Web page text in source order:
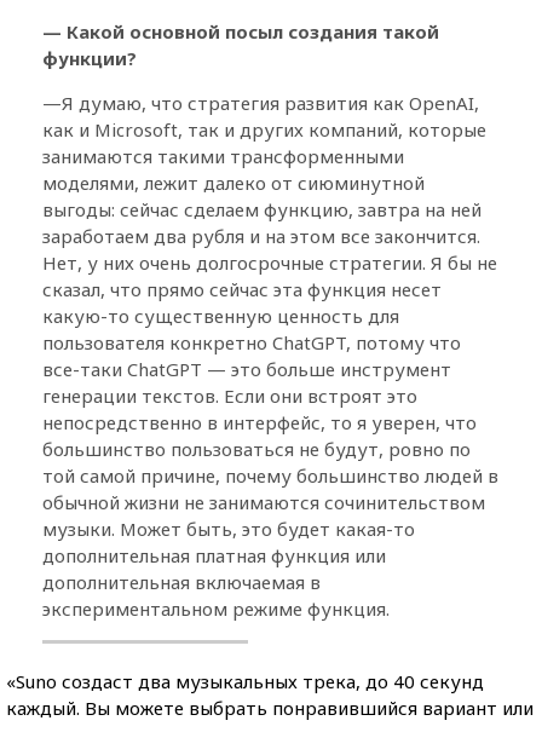
— Какой основной посыл создания такой
функции?
—Я думаю, что стратегия развития как OpenAI,
как и Microsoft, так и других компаний, которые
занимаются такими трансформенными
моделями, лежит далеко от сиюминутной
выгоды: сейчас сделаем функцию, завтра на ней
заработаем два рубля и на этом все закончится.
Нет, у них очень долгосрочные стратегии. Я бы не
сказал, что прямо сейчас эта функция несет
какую-то существенную ценность для
пользователя конкретно ChatGPT, потому что
все-таки ChatGPT — это больше инструмент
генерации текстов. Если они встроят это
непосредственно в интерфейс, то я уверен, что
большинство пользоваться не будут, ровно по
той самой причине, почему большинство людей в
обычной жизни не занимаются сочинительством
музыки. Может быть, это будет какая-то
дополнительная платная функция или
дополнительная включаемая в
экспериментальном режиме функция.
«Suno создаст два музыкальных трека, до 40 секунд
каждый. Вы можете выбрать понравившийся вариант или